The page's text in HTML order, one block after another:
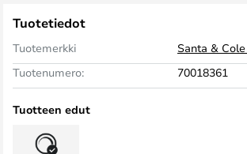
Tuotetiedot
Tuotemerkki
Santa &
Tuotenumero:
70018361
Tuotteen edut